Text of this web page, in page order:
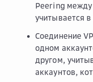
Peering
учитывается
Соединение
одном
другом,
аккаунтов,